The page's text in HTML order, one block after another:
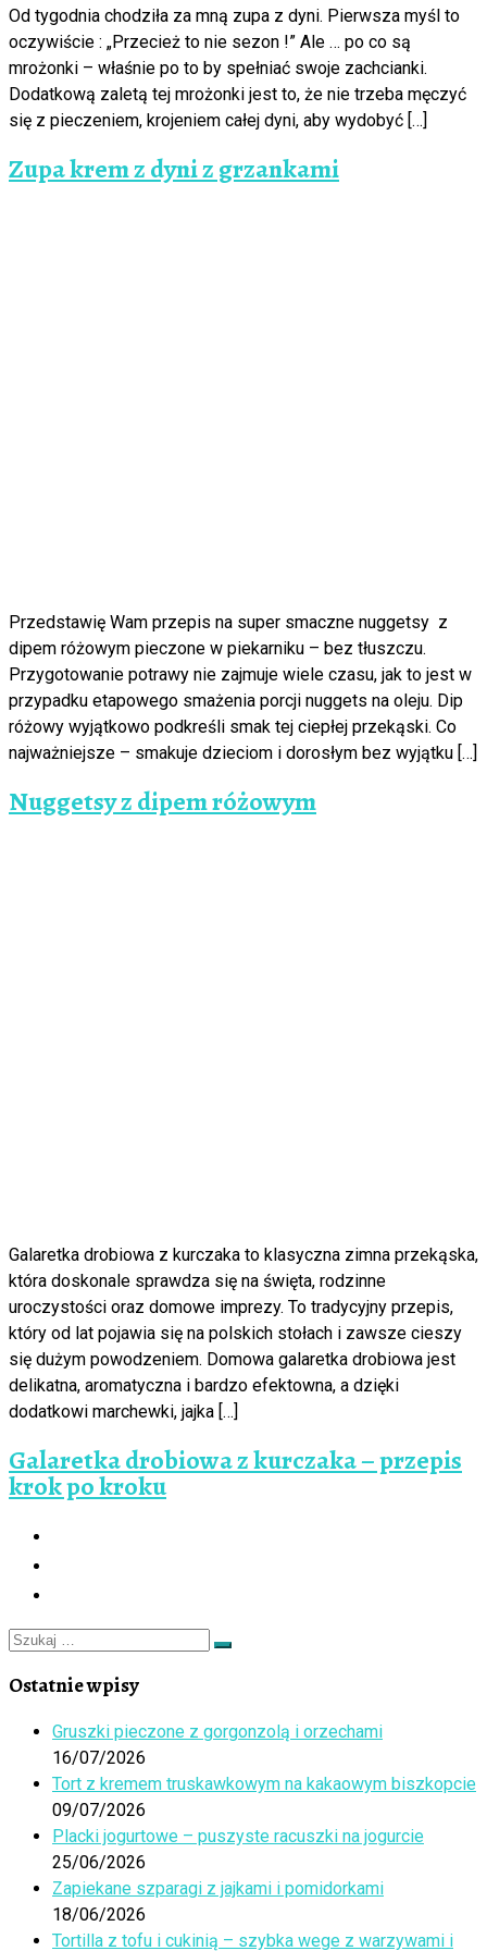
Od tygodnia chodziła za mną zupa z dyni. Pierwsza myśl to
oczywiście : „Przecież to nie sezon !” Ale … po co są
mrożonki – właśnie po to by spełniać swoje zachcianki.
Dodatkową zaletą tej mrożonki jest to, że nie trzeba męczyć
się z pieczeniem, krojeniem całej dyni, aby wydobyć […]
Zupa krem z dyni z grzankami
Przedstawię Wam przepis na super smaczne nuggetsy z
dipem różowym pieczone w piekarniku – bez tłuszczu.
Przygotowanie potrawy nie zajmuje wiele czasu, jak to jest w
przypadku etapowego smażenia porcji nuggets na oleju. Dip
różowy wyjątkowo podkreśli smak tej ciepłej przekąski. Co
najważniejsze – smakuje dzieciom i dorosłym bez wyjątku […]
Nuggetsy z dipem różowym
Galaretka drobiowa z kurczaka to klasyczna zimna przekąska,
która doskonale sprawdza się na święta, rodzinne
uroczystości oraz domowe imprezy. To tradycyjny przepis,
który od lat pojawia się na polskich stołach i zawsze cieszy
się dużym powodzeniem. Domowa galaretka drobiowa jest
delikatna, aromatyczna i bardzo efektowna, a dzięki
dodatkowi marchewki, jajka […]
Galaretka drobiowa z kurczaka – przepis
krok po kroku
Szukaj
Szukaj
Ostatnie wpisy
Gruszki pieczone z gorgonzolą i orzechami
16/07/2026
Tort z kremem truskawkowym na kakaowym biszkopcie
09/07/2026
Placki jogurtowe – puszyste racuszki na jogurcie
25/06/2026
Zapiekane szparagi z jajkami i pomidorkami
18/06/2026
Tortilla z tofu i cukinią – szybka wege z warzywami i